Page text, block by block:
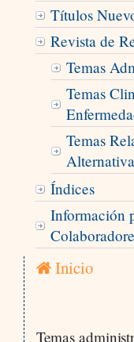
Títulos
Revista de
Temas
Temas
Temas
Índices
Información
Inicio
Temas